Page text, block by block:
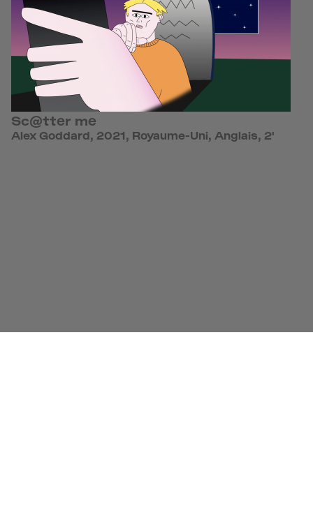
Sc@tter me
Alex Goddard, 2021, Royaume-Uni, Anglais, 2'